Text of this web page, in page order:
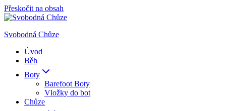
Přeskočit na obsah
Svobodná Chůze
Úvod
Běh
Boty
Barefoot Boty
Vložky do bot
Chůze